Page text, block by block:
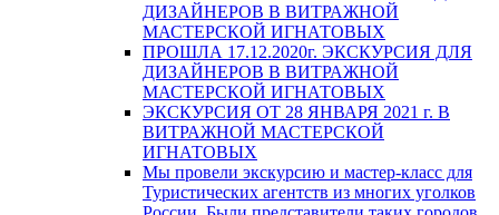
ДИЗАЙНЕРОВ В ВИТРАЖНОЙ
МАСТЕРСКОЙ ИГНАТОВЫХ
ПРОШЛА 17.12.2020г. ЭКСКУРСИЯ ДЛЯ
ДИЗАЙНЕРОВ В ВИТРАЖНОЙ
МАСТЕРСКОЙ ИГНАТОВЫХ
ЭКСКУРСИЯ ОТ 28 ЯНВАРЯ 2021 г. В
ВИТРАЖНОЙ МАСТЕРСКОЙ
ИГНАТОВЫХ
Мы провели экскурсию и мастер-класс для
Туристических агентств из многих уголков